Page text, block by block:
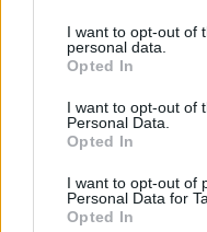
not limited to your visit
grant or deny consent
use your data for below
consent section.
I want to opt-out of
personal data.
Opted In
I want to opt-out of
Personal Data.
Opted In
I want to opt-out of
Personal Data for
Opted In
Elsősorban az
alapuló VR- és e-
fejlesztett a
Tudományegyetem